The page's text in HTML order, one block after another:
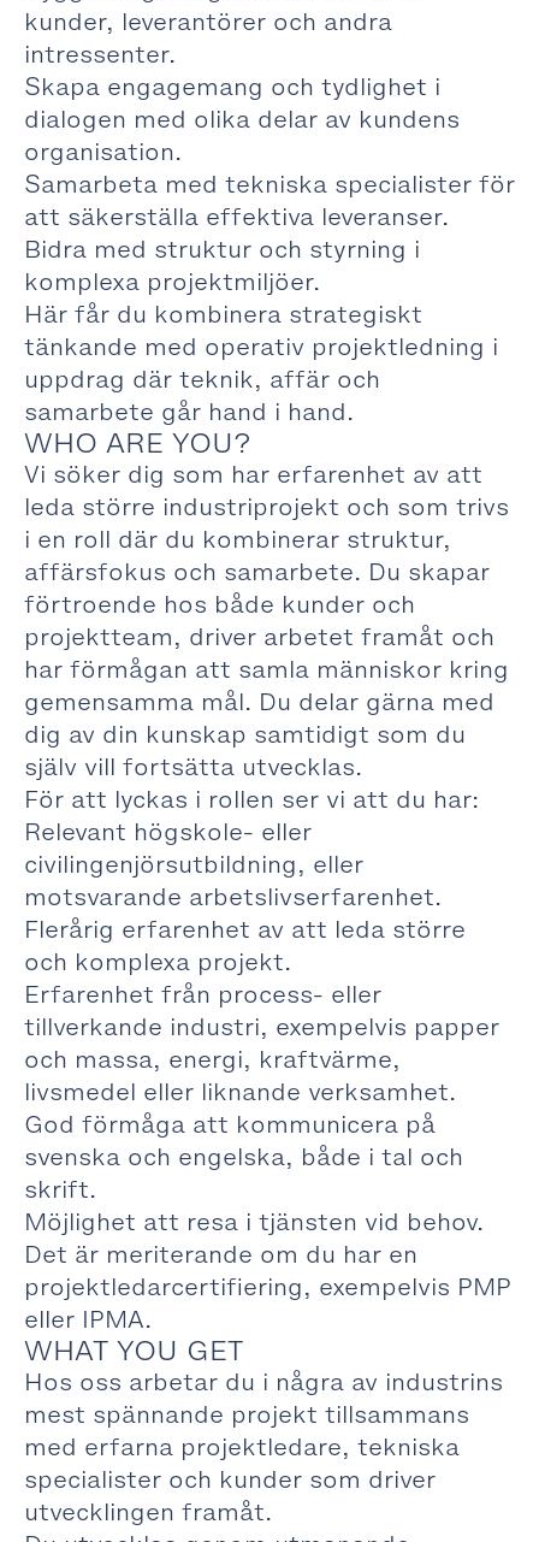
kunder, leverantörer och andra
intressenter.
Skapa engagemang och tydlighet i
dialogen med olika delar av kundens
organisation.
Samarbeta med tekniska specialister för
att säkerställa effektiva leveranser.
Bidra med struktur och styrning i
komplexa projektmiljöer.
Här får du kombinera strategiskt
tänkande med operativ projektledning i
uppdrag där teknik, affär och
samarbete går hand i hand.
WHO ARE YOU?
Vi söker dig som har erfarenhet av att
leda större industriprojekt och som trivs
i en roll där du kombinerar struktur,
affärsfokus och samarbete. Du skapar
förtroende hos både kunder och
projektteam, driver arbetet framåt och
har förmågan att samla människor kring
gemensamma mål. Du delar gärna med
dig av din kunskap samtidigt som du
själv vill fortsätta utvecklas.
För att lyckas i rollen ser vi att du har:
Relevant högskole- eller
civilingenjörsutbildning, eller
motsvarande arbetslivserfarenhet.
Flerårig erfarenhet av att leda större
och komplexa projekt.
Erfarenhet från process- eller
tillverkande industri, exempelvis papper
och massa, energi, kraftvärme,
livsmedel eller liknande verksamhet.
God förmåga att kommunicera på
svenska och engelska, både i tal och
skrift.
Möjlighet att resa i tjänsten vid behov.
Det är meriterande om du har en
projektledarcertifiering, exempelvis PMP
eller IPMA.
WHAT YOU GET
Hos oss arbetar du i några av industrins
mest spännande projekt tillsammans
med erfarna projektledare, tekniska
specialister och kunder som driver
utvecklingen framåt.